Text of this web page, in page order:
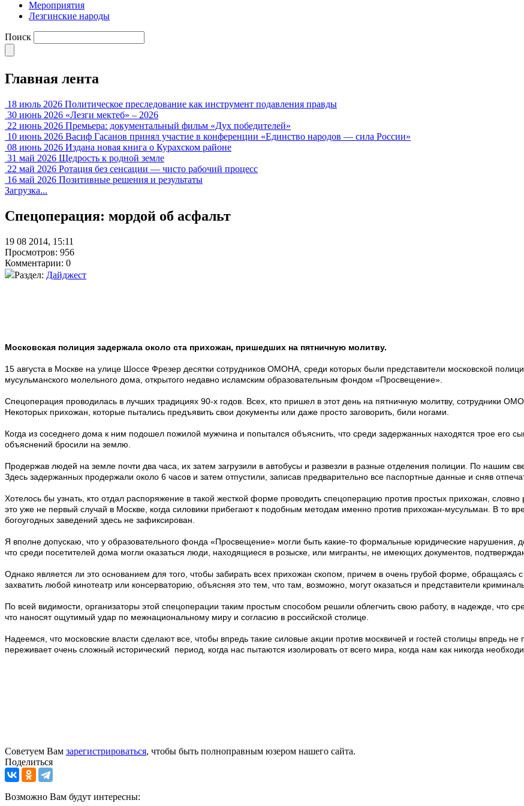
Мероприятия
Лезгинские народы
Поиск
Главная лента
18 июль 2026 Политическое преследование как инструмент подавления правды
30 июнь 2026 «Лезги мектеб» – 2026
22 июнь 2026 Премьера: документальный фильм «Дух победителей»
10 июнь 2026 Васиф Гасанов принял участие в конференции «Единство народов — сила России»
08 июнь 2026 Издана новая книга о Курахском районе
31 май 2026 Щедрость к родной земле
22 май 2026 Ротация без сенсации — чисто рабочий процесс
16 май 2026 Позитивные решения и результаты
Загрузка...
Спецоперация: мордой об асфальт
19 08 2014, 15:11
Просмотров: 956
Комментарии: 0
Раздел: Дайджест
Московская полиция задержала около ста прихожан, пришедших на пятничную молитву.
15 августа в Москве на улице Шоссе Фрезер десятки сотрудников ОМОНА, среди которых были представители московской
мусульманского молельного дома, открытого недавно исламским образовательным фондом «Просвещение».
Спецоперация проводилась в лучших традициях 90-х годов. Всех, кто пришел в этот день на пятничную молитву, сотрудники
Некоторых прихожан, которые пытались предъявить свои документы или даже просто заговорить, били ногами.
Когда из соседнего дома к ним подошел пожилой мужчина и попытался объяснить, что среди задержанных находятся трое его
объяснений бросили на землю.
Продержав людей на земле почти два часа, их затем загрузили в автобусы и развезли в разные отделения полиции. По нашим
Здесь задержанных продержали около 6 часов и затем отпустили, записав предварительно все паспортные данные и сняв
Хотелось бы узнать, кто отдал распоряжение в такой жесткой форме проводить спецоперацию против простых прихожан,
это уже не первый случай в Москве, когда силовики прибегают к подобным методам именно против прихожан-мусульман. В то
богоугодных заведений здесь не зафиксирован.
Я вполне допускаю, что у образовательного фонда «Просвещение» могли быть какие-то формальные юридические нарушения,
что среди посетителей дома могли оказаться люди, находящиеся в розыске, или мигранты, не имеющих документов,
Однако является ли это основанием для того, чтобы забирать всех прихожан скопом, причем в очень грубой форме,
захватить любой кинотеатр или консерваторию, объясняя это тем, что там, возможно, могут оказаться и представители
По всей видимости, организаторы этой спецоперации таким простым способом решили облегчить свою работу, в надежде, что
что наносят ощутимый удар по межнациональному миру и согласию в российской столице.
Надеемся, что московские власти сделают все, чтобы впредь такие силовые акции против москвичей и гостей столицы впредь
переживает очень сложный исторический период, когда нас пытаются изолировать от всего мира, когда нам как никогда
Советуем Вам зарегистрироваться, чтобы быть полноправным юзером нашего сайта.
Поделиться
Возможно Вам будут интересны: